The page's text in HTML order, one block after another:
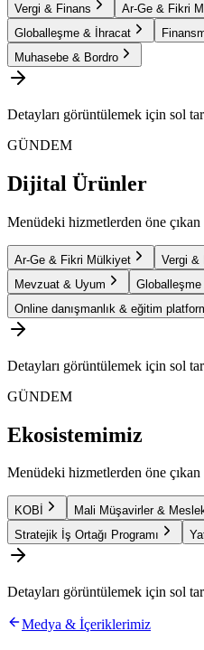
Vergi & Finans Ar-Ge & Fikri
Globalleşme & İhracat
Muhasebe & Bordro
Detayları görüntülemek için sol
GÜNDEM
Dijital Ürünler
Menüdeki hizmetlerden öne
Ar-Ge & Fikri Mülkiyet Vergi &
Mevzuat & Uyum
Online danışmanlık & eğitim
Detayları görüntülemek için sol
GÜNDEM
Ekosistemimiz
Menüdeki hizmetlerden öne
KOBİ
Mali Müşavirler &
Stratejik İş Ortağı Programı
Detayları görüntülemek için sol
Medya & İçeriklerimiz